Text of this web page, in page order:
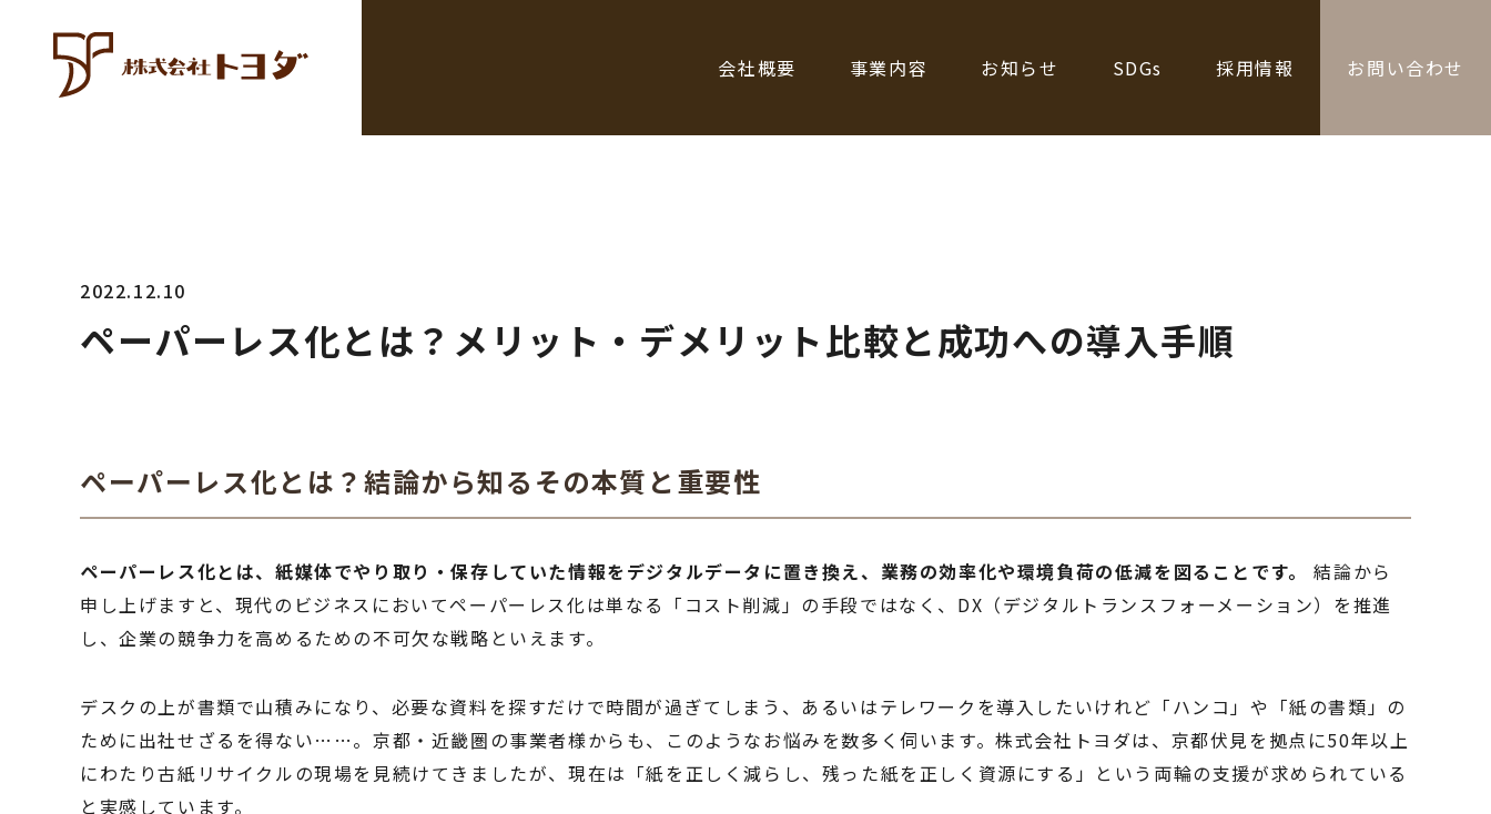
会社概要 事業内容 お知らせ SDGs 採用情報 お問い合わせ
2022.12.10
ペーパーレス化とは？メリット・デメリット比較と成功への導入手順
ペーパーレス化とは？結論から知るその本質と重要性
ペーパーレス化とは、紙媒体でやり取り・保存していた情報をデジタルデータに置き換え、業務の効率化や環境負荷の低減を図ることです。
結論から
申し上げますと、現代のビジネスにおいてペーパーレス化は単なる「コスト削減」の手段ではなく、DX（デジタルトランスフォーメーション）を推進
し、企業の競争力を高めるための不可欠な戦略といえます。
デスクの上が書類で山積みになり、必要な資料を探すだけで時間が過ぎてしまう、あるいはテレワークを導入したいけれど「ハンコ」や「紙の書類」の
ために出社せざるを得ない……。京都・近畿圏の事業者様からも、このようなお悩みを数多く伺います。株式会社トヨダは、京都伏見を拠点に50年以上
にわたり古紙リサイクルの現場を見続けてきましたが、現在は「紙を正しく減らし、残った紙を正しく資源にする」という両輪の支援が求められている
と実感しています。